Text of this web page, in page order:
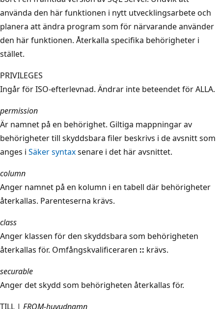
använda den här funktionen i nytt utvecklingsarbete och
planera att ändra program som för närvarande använder
den här funktionen. Återkalla specifika behörigheter i
stället.
PRIVILEGES
Ingår för ISO-efterlevnad. Ändrar inte beteendet för ALLA.
permission
Är namnet på en behörighet. Giltiga mappningar av
behörigheter till skyddsbara filer beskrivs i de avsnitt som
anges i Säker syntaxsenare i det här avsnittet.
column
Anger namnet på en kolumn i en tabell där behörigheter
återkallas. Parenteserna krävs.
class
Anger klassen för den skyddsbara som behörigheten
återkallas för. Omfångskvalificeraren :: krävs.
securable
Anger det skydd som behörigheten återkallas för.
TILL | FROM-huvudnamn